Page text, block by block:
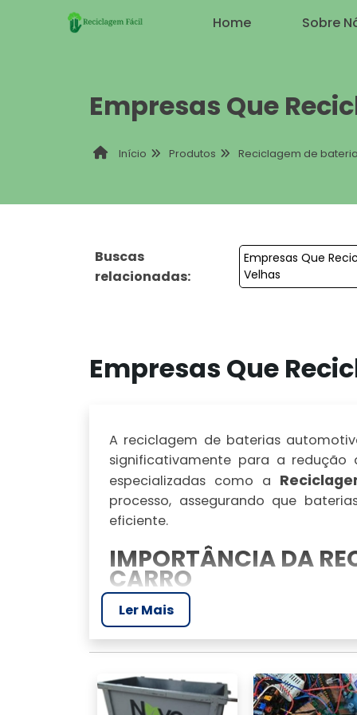
Home Sobre
Empresas Que
Início Produtos Reciclagem de
Buscas
relacionadas:
Empresas Que
Velhas
Empresas Que
A reciclagem de baterias
significativamente para a redução
especializadas como a
processo, assegurando que
eficiente.
IMPORTÂNCIA DA
CARRO
As baterias automotivas são um
capacidade de serem
volume de resíduos, mas também
COMO FUNCIONA A
Ler Mais